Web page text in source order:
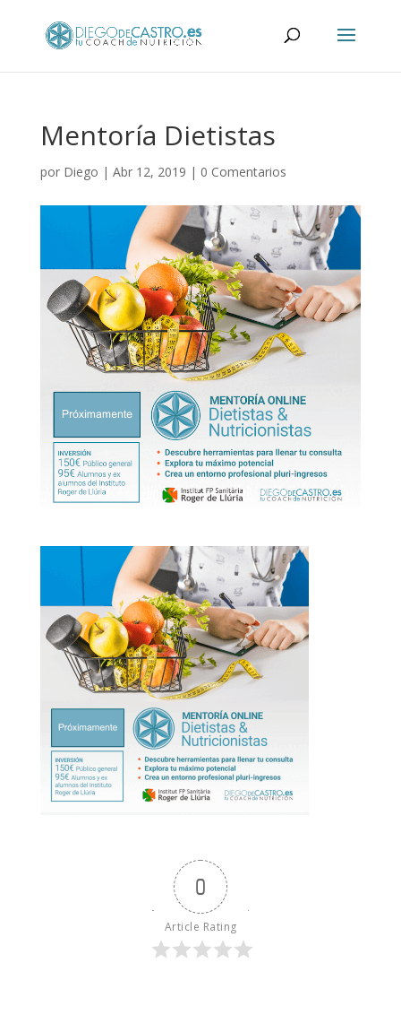
Mentoría Dietistas
por Diego | Abr 12, 2019 | 0 Comentarios
0
Article Rating